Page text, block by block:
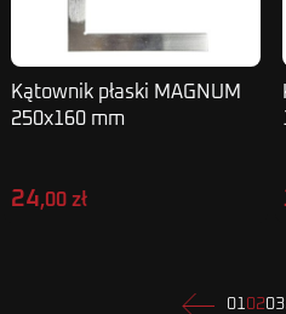
Kątownik płaski MAGNUM
250x160 mm
24,00 zł
01 0203